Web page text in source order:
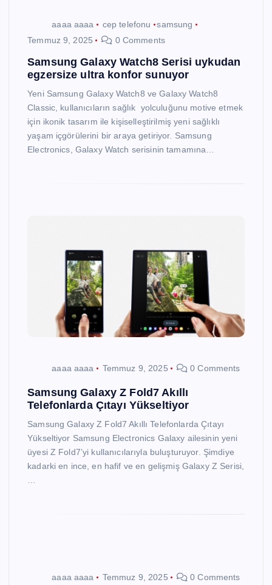
aaaa aaaa cep telefonu
samsung
Temmuz 9, 2025
0 Comments
Samsung Galaxy Watch8 Serisi uykudan
egzersize ultra konfor sunuyor
Yeni Samsung Galaxy Watch8 ve Galaxy Watch8
Classic, kullanıcıların sağlık yolculuğunu motive etmek
için ikonik tasarım ile kişiselleştirilmiş yeni sağlıklı
yaşam içgörülerini bir araya getiriyor. Samsung
Electronics, Galaxy Watch serisinin tamamına…
aaaa aaaa Temmuz 9, 2025 0 Comments
Samsung Galaxy Z Fold7 Akıllı
Telefonlarda Çıtayı Yükseltiyor
Samsung Galaxy Z Fold7 Akıllı Telefonlarda Çıtayı
Yükseltiyor Samsung Electronics Galaxy ailesinin yeni
üyesi Z Fold7’yi kullanıcılarıyla buluşturuyor. Şimdiye
kadarki en ince, en hafif ve en gelişmiş Galaxy Z Serisi,
aaaa aaaa Temmuz 9, 2025 0 Comments